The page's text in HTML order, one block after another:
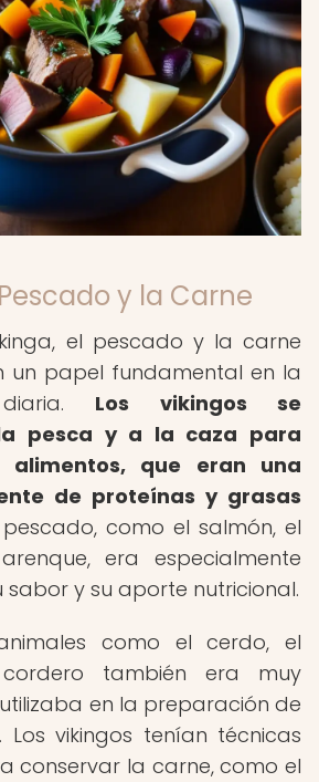
y la Carne
el pescado y la carne
un papel fundamental en la
Los vikingos se
pesca y a la caza para
alimentos, que eran una
de proteínas y grasas
pescado, como el salmón, el
era especialmente
y su aporte nutricional.
como el cerdo, el
también era muy
en la preparación de
Los vikingos tenían técnicas
conservar la carne, como el